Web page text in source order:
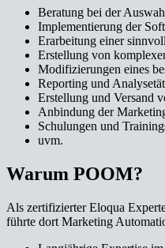
Beratung bei der
Implementierung der
Erarbeitung einer
Erstellung von
Modifizierungen eines
Reporting und
Erstellung und Versand
Anbindung der
Schulungen und
uvm.
Warum POOM?
Als zertifizierter Eloqua
führte dort Marketing